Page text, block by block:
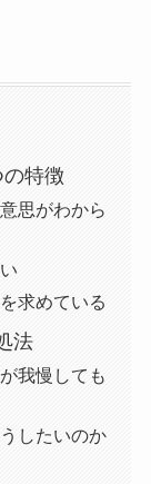
特徴
思がわから
求めている
法
我慢しても
したいのか